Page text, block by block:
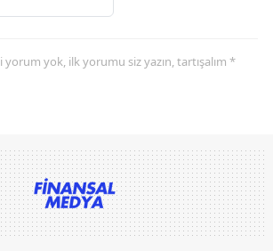
yok, ilk yorumu siz yazın, tartışalım *